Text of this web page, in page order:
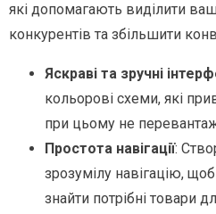
які допомагають виділити
конкурентів та збільшити
Яскраві та зручні
кольорові схеми, які
при цьому не
Простота навігації:
зрозумілу навігацію,
знайти потрібні товари